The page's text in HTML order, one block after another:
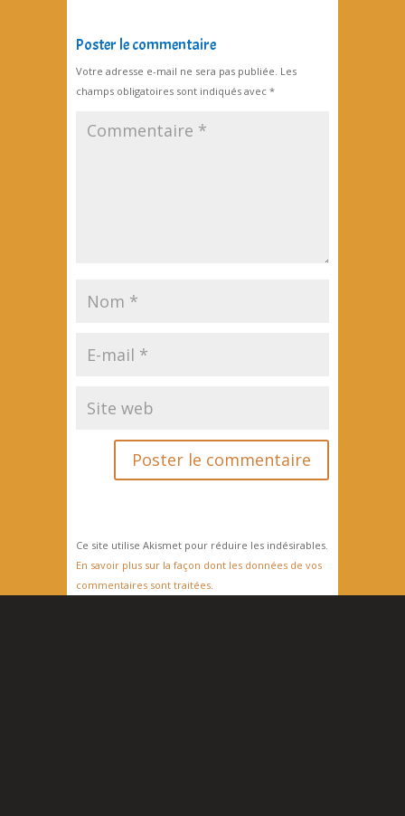
Poster le commentaire
Votre adresse e-mail ne sera pas publiée. Les
champs obligatoires sont indiqués avec *
Ce site utilise Akismet pour réduire les indésirables.
En savoir plus sur la façon dont les données de vos
commentaires sont traitées